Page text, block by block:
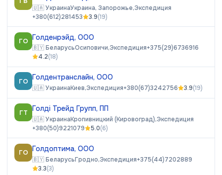
🇺🇦УкраинаУкраина, Запорожье,Экспедиция
+380(612)281453
3.9(19)
ГО Голденрэйд, ООО
🇧🇾БеларусьОсиповичи,Экспедиция+375(29)6736916
4.2(18)
ГО Голдентранслайн, ООО
🇺🇦УкраинаКиев,Экспедиция+380(67)3242756 3.9(19)
ГТ Голді Трейд Групп, ПП
🇺🇦УкраинаКропивницкий (Кировоград),Экспедиция
+380(50)9221079
5.0(6)
ГО Голдоптима, ООО
🇧🇾БеларусьГродно,Экспедиция+375(44)7202889
3.3(3)